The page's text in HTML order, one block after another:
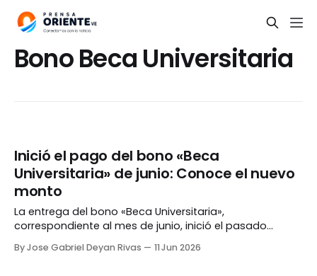
Bono Beca Universitaria
Inició el pago del bono «Beca
Universitaria» de junio: Conoce el nuevo
monto
La entrega del bono «Beca Universitaria»,
correspondiente al mes de junio, inició el pasado
difundido a través de las plataformas sociales del
By Jose Gabriel Deyan Rivas 11 Jun 2026